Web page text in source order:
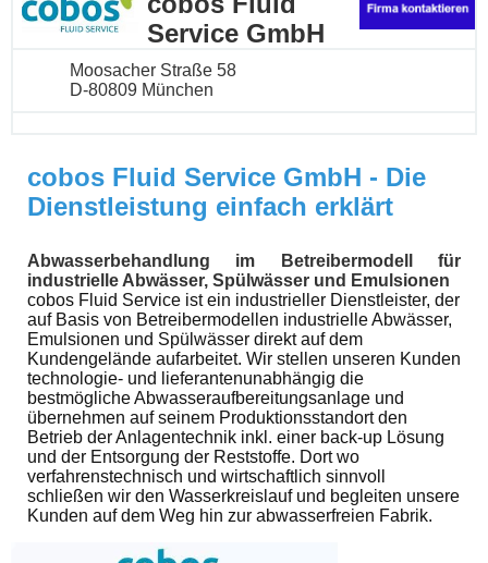
Service GmbH
Moosacher Straße 58
D-80809 München
cobos Fluid Service GmbH - Die
Dienstleistung einfach erklärt
Abwasserbehandlung im Betreibermodell für
industrielle Abwässer, Spülwässer und Emulsionen
cobos Fluid Service ist ein industrieller Dienstleister, der
auf Basis von Betreibermodellen industrielle Abwässer,
Emulsionen und Spülwässer direkt auf dem
Kundengelände aufarbeitet. Wir stellen unseren Kunden
technologie- und lieferantenunabhängig die
bestmögliche Abwasseraufbereitungsanlage und
übernehmen auf seinem Produktionsstandort den
Betrieb der Anlagentechnik inkl. einer back-up Lösung
und der Entsorgung der Reststoffe. Dort wo
verfahrenstechnisch und wirtschaftlich sinnvoll
schließen wir den Wasserkreislauf und begleiten unsere
Kunden auf dem Weg hin zur abwasserfreien Fabrik.